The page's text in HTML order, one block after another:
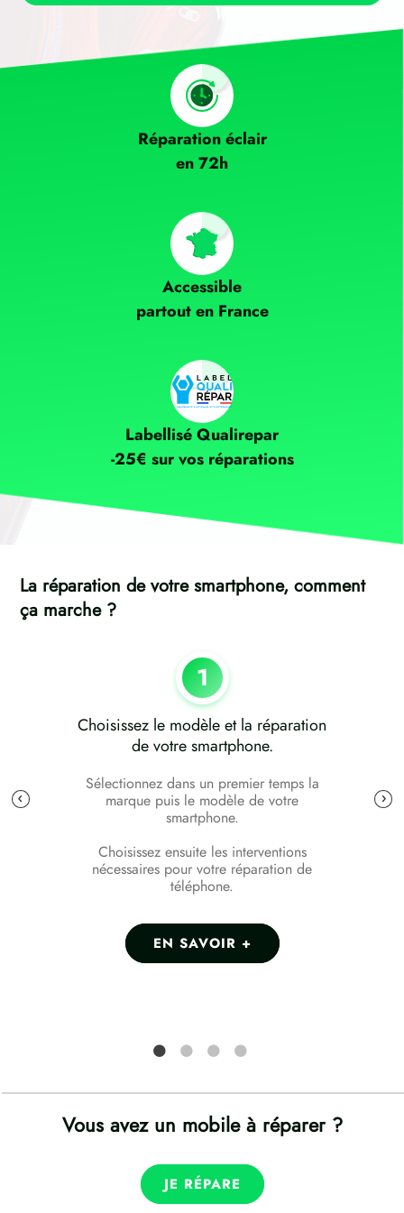
Réparation éclair
en 72h
Accessible
partout en France
Labellisé Qualirepar
-25€ sur vos réparations
La réparation de votre smartphone, comment
ça marche ?
1
Choisissez le modèle et la réparation
de votre smartphone.
Sélectionnez dans un premier temps la
marque puis le modèle de votre
smartphone.
Choisissez ensuite les interventions
nécessaires pour votre réparation de
téléphone.
EN SAVOIR +
Vous avez un mobile à réparer ?
JE RÉPARE